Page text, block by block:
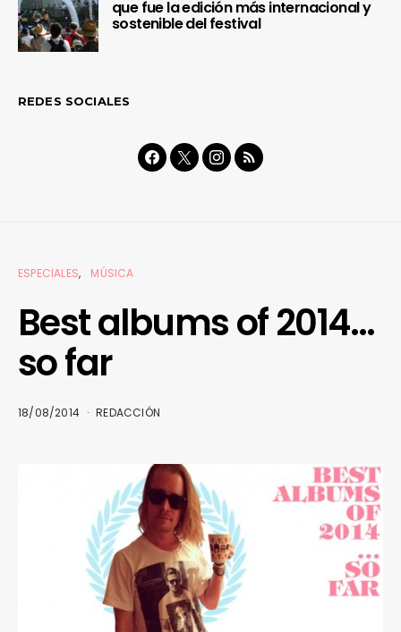
que fue la edición más internacional y
sostenible del festival
REDES SOCIALES
ESPECIALES MÚSICA
Best albums of 2014…
so far
18/08/2014 REDACCIÓN